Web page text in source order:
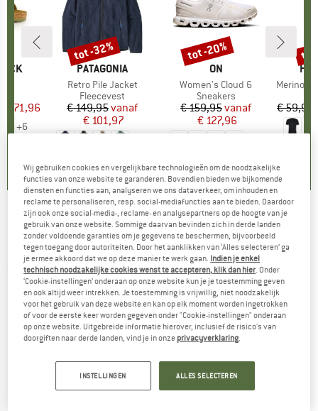
prijs
€ 71,96
+6
MERK
PATAGONIA
Artikel
Retro Pile Jacket
Productgroep
Fleecevest
Prijs
€ 149,95Verlaagde prijs
vanaf
€ 101,97
Korting
tot -32%
MERK
ON
Artikel
Women's Cloud 6
Productgroep
Sneakers
Prijs
€ 159,95Verlaagde prijs
vanaf
€ 127,96
Korting
tot -20%
Artikel
MerinoMix150
€ 59,95
tot
PROTEST - Women's PRTLucia Halter Bikini C-
Cup - Bikini
(0)
Wij gebruiken cookies en vergelijkbare technologieën om de noodzakelijke
functies van onze website te garanderen. Bovendien bieden we bijkomende
diensten en functies aan, analyseren we ons dataverkeer, om inhouden en
reclame te personaliseren, resp. social-mediafuncties aan te bieden. Daardoor
zijn ook onze social-media-, reclame- en analysepartners op de hoogte van je
gebruik van onze website. Sommige daarvan bevinden zich in derde landen
zonder voldoende garanties om je gegevens te beschermen, bijvoorbeeld
tegen toegang door autoriteiten. Door het aanklikken van ‘Alles selecteren’ ga
je ermee akkoord dat we op deze manier te werk gaan. Indien je enkel
technisch noodzakelijke cookies wenst te accepteren, klik dan hier . Onder
‘Cookie-instellingen’ onderaan op onze website kun je je toestemming geven
en ook altijd weer intrekken. Je toestemming is vrijwillig, niet noodzakelijk
voor het gebruik van deze website en kan op elk moment worden ingetrokken
of voor de eerste keer worden gegeven onder "Cookie-instellingen" onderaan
op onze website. Uitgebreide informatie hierover, inclusief de risico's van
doorgiften naar derde landen, vind je in onze privacyverklaring
INSTELLINGEN ALLES SELECTEREN